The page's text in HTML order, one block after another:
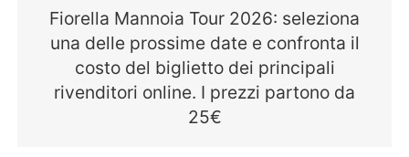
Fiorella Mannoia Tour 2026: seleziona
una delle prossime date e confronta il
costo del biglietto dei principali
rivenditori online. I prezzi partono da
25€